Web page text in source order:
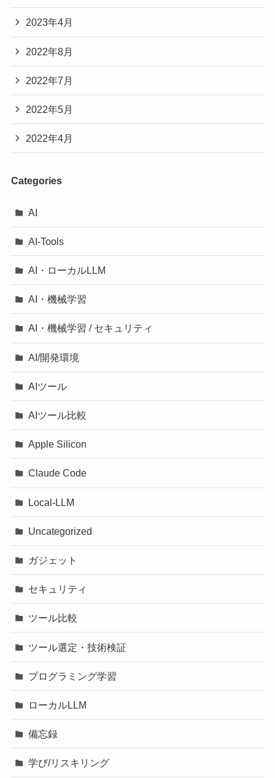
2023年4月
2022年8月
2022年7月
2022年5月
2022年4月
Categories
AI
AI-Tools
AI・ローカルLLM
AI・機械学習
AI・機械学習 / セキュリティ
AI/開発環境
AIツール
AIツール比較
Apple Silicon
Claude Code
Local-LLM
Uncategorized
ガジェット
セキュリティ
ツール比較
ツール選定・技術検証
プログラミング学習
ローカルLLM
備忘録
学び/リスキリング